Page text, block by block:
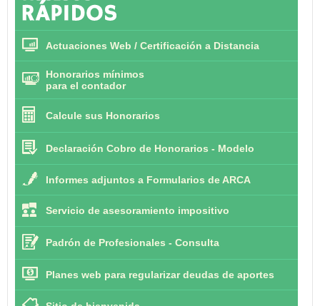
Actuaciones Web / Certificación a Distancia
Honorarios mínimos
para el contador
Calcule sus Honorarios
Declaración Cobro de Honorarios - Modelo
Informes adjuntos a Formularios de ARCA
Servicio de asesoramiento impositivo
Padrón de Profesionales - Consulta
Planes web para regularizar deudas de aportes